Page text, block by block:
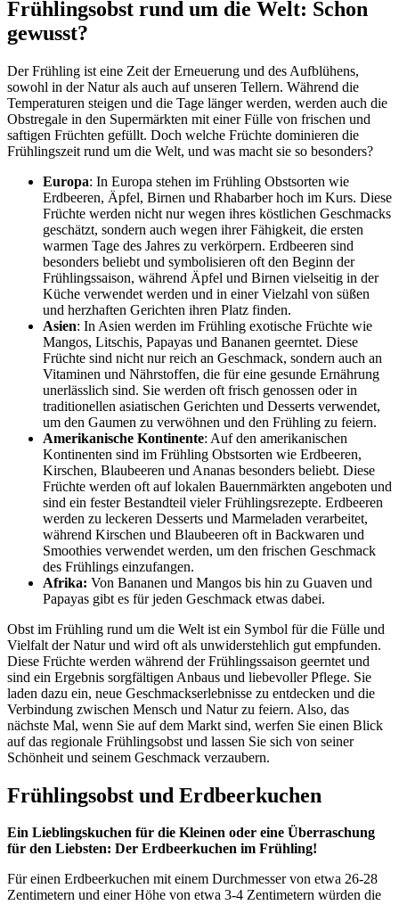
Frühlingsobst rund um die Welt: Schon
gewusst?
Der Frühling ist eine Zeit der Erneuerung und des Aufblühens,
sowohl in der Natur als auch auf unseren Tellern. Während die
Temperaturen steigen und die Tage länger werden, werden auch die
Obstregale in den Supermärkten mit einer Fülle von frischen und
saftigen Früchten gefüllt. Doch welche Früchte dominieren die
Frühlingszeit rund um die Welt, und was macht sie so besonders?
Europa: In Europa stehen im Frühling Obstsorten wie
Erdbeeren, Äpfel, Birnen und Rhabarber hoch im Kurs. Diese
Früchte werden nicht nur wegen ihres köstlichen Geschmacks
geschätzt, sondern auch wegen ihrer Fähigkeit, die ersten
warmen Tage des Jahres zu verkörpern. Erdbeeren sind
besonders beliebt und symbolisieren oft den Beginn der
Frühlingssaison, während Äpfel und Birnen vielseitig in der
Küche verwendet werden und in einer Vielzahl von süßen
und herzhaften Gerichten ihren Platz finden.
Asien: In Asien werden im Frühling exotische Früchte wie
Mangos, Litschis, Papayas und Bananen geerntet. Diese
Früchte sind nicht nur reich an Geschmack, sondern auch an
Vitaminen und Nährstoffen, die für eine gesunde Ernährung
unerlässlich sind. Sie werden oft frisch genossen oder in
traditionellen asiatischen Gerichten und Desserts verwendet,
um den Gaumen zu verwöhnen und den Frühling zu feiern.
Amerikanische Kontinente: Auf den amerikanischen
Kontinenten sind im Frühling Obstsorten wie Erdbeeren,
Kirschen, Blaubeeren und Ananas besonders beliebt. Diese
Früchte werden oft auf lokalen Bauernmärkten angeboten und
sind ein fester Bestandteil vieler Frühlingsrezepte. Erdbeeren
werden zu leckeren Desserts und Marmeladen verarbeitet,
während Kirschen und Blaubeeren oft in Backwaren und
Smoothies verwendet werden, um den frischen Geschmack
des Frühlings einzufangen.
Afrika: Von Bananen und Mangos bis hin zu Guaven und
Papayas gibt es für jeden Geschmack etwas dabei.
Obst im Frühling rund um die Welt ist ein Symbol für die Fülle und
Vielfalt der Natur und wird oft als unwiderstehlich gut empfunden.
Diese Früchte werden während der Frühlingssaison geerntet und
sind ein Ergebnis sorgfältigen Anbaus und liebevoller Pflege. Sie
laden dazu ein, neue Geschmackserlebnisse zu entdecken und die
Verbindung zwischen Mensch und Natur zu feiern. Also, das
nächste Mal, wenn Sie auf dem Markt sind, werfen Sie einen Blick
auf das regionale Frühlingsobst und lassen Sie sich von seiner
Schönheit und seinem Geschmack verzaubern.
Frühlingsobst und Erdbeerkuchen
Ein Lieblingskuchen für die Kleinen oder eine Überraschung
für den Liebsten: Der Erdbeerkuchen im Frühling!
Für einen Erdbeerkuchen mit einem Durchmesser von etwa 26-28
Zentimetern und einer Höhe von etwa 3-4 Zentimetern würden die